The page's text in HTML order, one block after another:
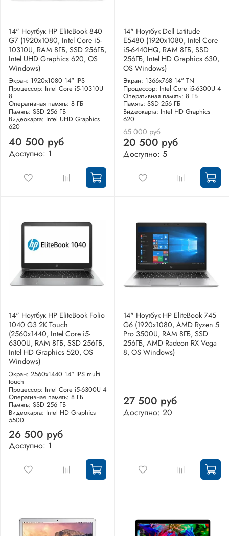
14" Ноутбук HP EliteBook 840
G7 (1920x1080, Intel Core i5-
10310U, RAM 8ГБ, SSD 256ГБ,
Intel UHD Graphics 620, OS
Windows)
Экран: 1920x1080 14" IPS
Процессор: Intel Core i5-10310U
8
Оперативная память: 8 ГБ
Память: SSD 256 ГБ
Видеокарта: Intel UHD Graphics
620
40 500 руб
Доступно: 1
14" Ноутбук Dell Latitude
E5480 (1920х1080, Intel Core
i5-6440HQ, RAM 8ГБ, SSD
256ГБ, Intel HD Graphics 630,
OS Windows)
Экран: 1366x768 14" TN
Процессор: Intel Core i5-6300U 4
Оперативная память: 8 ГБ
Память: SSD 256 ГБ
Видеокарта: Intel HD Graphics
620
65 000 руб
20 500 руб
Доступно: 5
14" Ноутбук HP EliteBook Folio
1040 G3 2K Touch
(2560x1440, Intel Core i5-
6300U, RAM 8ГБ, SSD 256ГБ,
Intel HD Graphics 520, OS
Windows)
Экран: 2560x1440 14" IPS multi
touch
Процессор: Intel Core i5-6300U 4
Оперативная память: 8 ГБ
Память: SSD 256 ГБ
Видеокарта: Intel HD Graphics
5500
26 500 руб
Доступно: 1
14" Ноутбук HP EliteBook 745
G6 (1920x1080, AMD Ryzen 5
Pro 3500U, RAM 8ГБ, SSD
256ГБ, AMD Radeon RX Vega
8, OS Windows)
27 500 руб
Доступно: 20